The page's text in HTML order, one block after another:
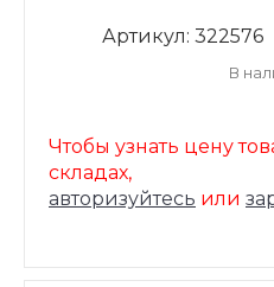
Артикул: 322576
В
Чтобы узнать цену
складах,
авторизуйтесь или